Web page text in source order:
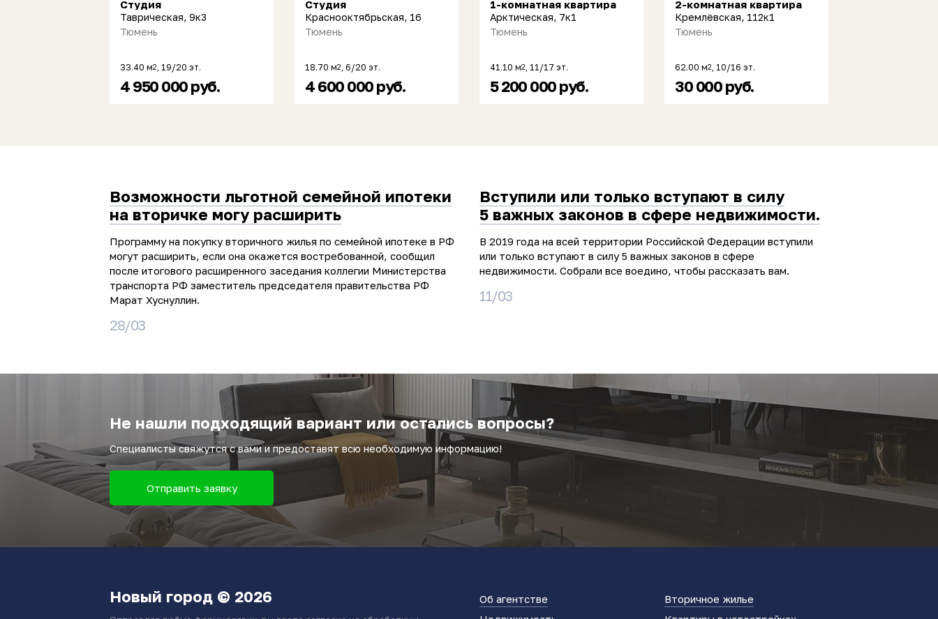
Студия
Таврическая, 9к3
Тюмень
33.40 м2, 19/20 эт.
4 950 000 руб.
Студия
Краснооктябрьская, 16
Тюмень
18.70 м2, 6/20 эт.
4 600 000 руб.
1-комнатная квартира
Арктическая, 7к1
Тюмень
41.10 м2, 11/17 эт.
5 200 000 руб.
2-комнатная квартира
Кремлёвская, 112к1
Тюмень
62.00 м2, 10/16 эт.
30 000 руб.
Возможности льготной семейной ипотеки
на вторичке могу расширить
Программу на покупку вторичного жилья по семейной ипотеке в РФ
могут расширить, если она окажется востребованной, сообщил
после итогового расширенного заседания коллегии Министерства
транспорта РФ заместитель председателя правительства РФ
Марат Хуснуллин.
28/03
Вступили или только вступают в силу
5 важных законов в сфере недвижимости.
В 2019 года на всей территории Российской Федерации вступили
или только вступают в силу 5 важных законов в сфере
недвижимости. Собрали все воедино, чтобы рассказать вам.
11/03
Не нашли подходящий вариант или остались вопросы?
Специалисты свяжутся с вами и предоставят всю необходимую информацию!
Отправить заявку
Новый город © 2026
Об агентстве
Вторичное жилье